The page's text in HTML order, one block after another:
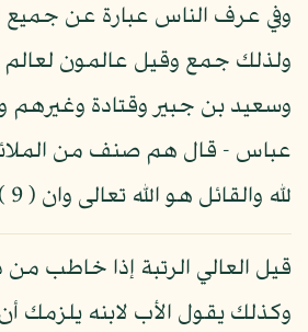
وفي عرف الناس عبارة عن
وسعيد بن جبير وقتادة وغيرهم
عباس - قال هم صنف من
لله والقائل هو الله تعالى وان ( 9 ) كان يجب ان يقول الحمد لنا.
قيل العالي الرتبة إذا خاطب
وكذلك يقول الأب لابنه يلزمك